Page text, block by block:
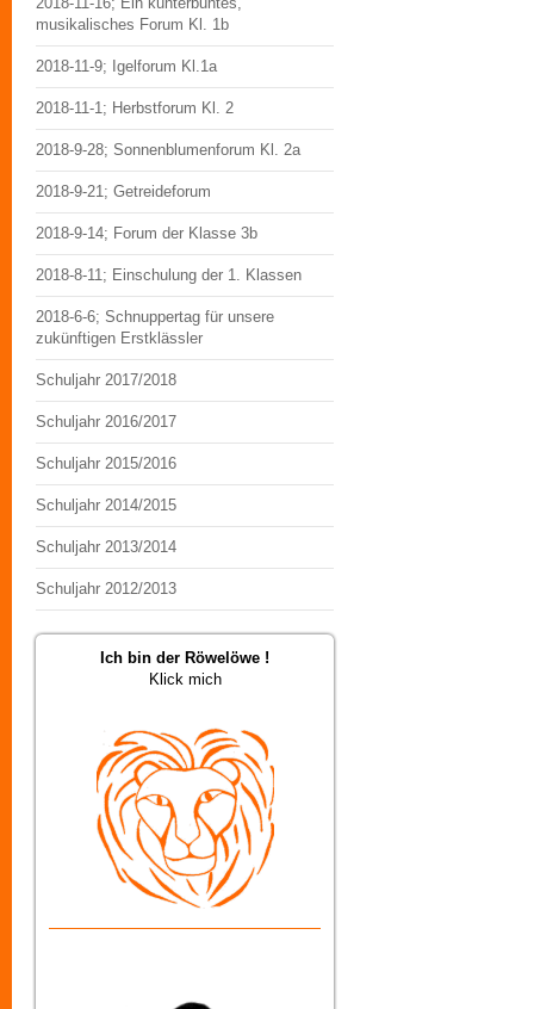
musikalisches Forum Kl. 1b
2018-11-9; Igelforum Kl.1a
2018-11-1; Herbstforum Kl. 2
2018-9-28; Sonnenblumenforum Kl. 2a
2018-9-21; Getreideforum
2018-9-14; Forum der Klasse 3b
2018-8-11; Einschulung der 1. Klassen
2018-6-6; Schnuppertag für unsere
zukünftigen Erstklässler
Schuljahr 2017/2018
Schuljahr 2016/2017
Schuljahr 2015/2016
Schuljahr 2014/2015
Schuljahr 2013/2014
Schuljahr 2012/2013
Ich bin der Röwelöwe !
Klick mich